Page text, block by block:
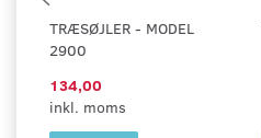
TRÆSØJLER - MODEL
2900
134,00
inkl. moms